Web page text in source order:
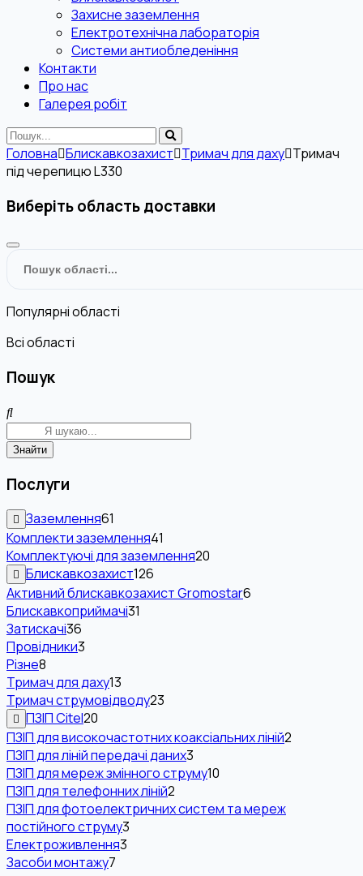
Захисне заземлення
Електротехнічна лабораторія
Системи антиобледеніння
Контакти
Про нас
Галерея робіт
Головна Блискавкозахист Тримач для даху Тримач
під черепицю L330
Виберіть область доставки
Популярні області
Всі області
Пошук
Знайти
Послуги
Заземлення61
Комплекти заземлення41
Комплектуючі для заземлення20
Блискавкозахист126
Активний блискавкозахист Gromostar6
Блискавкоприймачі31
Затискачі36
Провідники3
Різне8
Тримач для даху13
Тримач струмовідводу23
ПЗІП Citel20
ПЗІП для високочастотних коаксіальних ліній2
ПЗІП для ліній передачі даних3
ПЗІП для мереж змінного струму10
ПЗІП для телефонних ліній2
ПЗІП для фотоелектричних систем та мереж
постійного струму3
Електроживлення3
Засоби монтажу7